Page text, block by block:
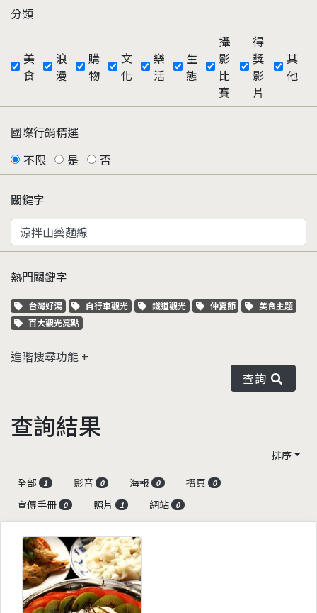
分類
美
食
浪
漫
購
物
文
化
樂
活
生
態
攝
影
比
賽
得
獎
影
片
其
他
國際行銷精選
不限
是 否
關鍵字
熱門關鍵字
關鍵字標籤
台灣好湯 關鍵字標籤
自行車觀光 關鍵字標籤
鐵道觀光 關鍵字標籤
仲夏節 關鍵字標籤
美食主題
關鍵字標籤
百大觀光亮點
進階搜尋功能
查詢
查詢結果
排序
全部
1 影音 0 海報 0 摺頁 0
宣傳手冊 0 照片 1 網站 0